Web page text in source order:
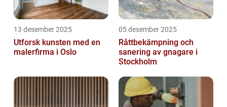
13 desember 2025
Utforsk kunsten med en
malerfirma i Oslo
05 desember 2025
Råttbekämpning och
sanering av gnagare i
Stockholm